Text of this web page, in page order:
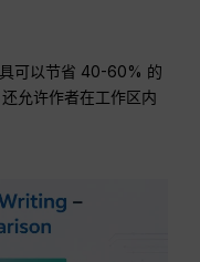
可以节省 40-60% 的
还允许作者在工作区内